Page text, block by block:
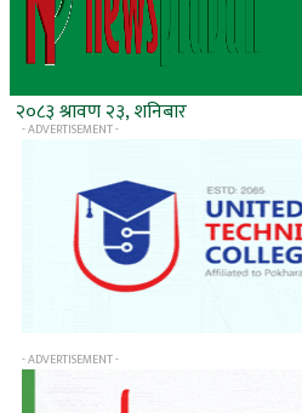
२०८३ श्रावण २३, शनिबार
- ADVERTISEMENT -
- ADVERTISEMENT -